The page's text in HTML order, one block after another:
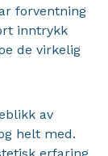
forventning
inntrykk
de virkelig
av
helt med.